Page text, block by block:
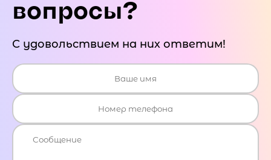
вопросы?
С удовольствием на них ответим!